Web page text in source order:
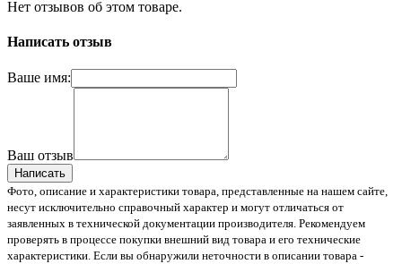
Нет отзывов об этом товаре.
Написать отзыв
Ваше имя:
Ваш отзыв
Написать
Фото, описание и характеристики товара, представленные на нашем сайте,
несут исключительно справочный характер и могут отличаться от
заявленных в технической документации производителя. Рекомендуем
проверять в процессе покупки внешний вид товара и его технические
характеристики. Если вы обнаружили неточности в описании товара -